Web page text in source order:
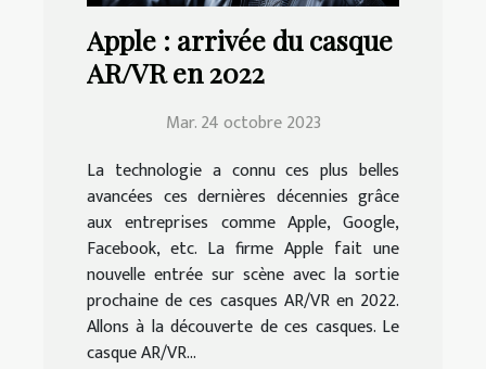
Apple : arrivée du casque
AR/VR en 2022
Mar. 24 octobre 2023
La technologie a connu ces plus belles
avancées ces dernières décennies grâce
aux entreprises comme Apple, Google,
Facebook, etc. La firme Apple fait une
nouvelle entrée sur scène avec la sortie
prochaine de ces casques AR/VR en 2022.
Allons à la découverte de ces casques. Le
casque AR/VR...